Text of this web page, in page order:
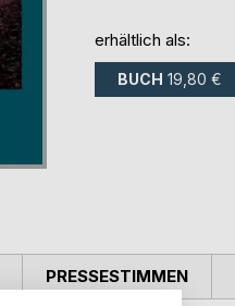
erhältlich als:
BUCH 19,80 €
PRESSESTIMMEN